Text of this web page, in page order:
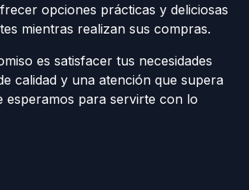
opciones prácticas y deliciosas
mientras realizan sus compras.
es satisfacer tus necesidades
calidad y una atención que supera
esperamos para servirte con lo